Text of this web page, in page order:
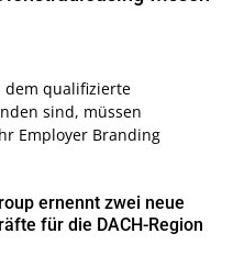
dem qualifizierte
sind, müssen
Employer Branding
ernennt zwei neue
für die DACH-Region